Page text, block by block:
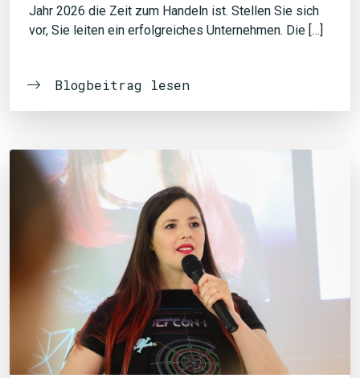
Jahr 2026 die Zeit zum Handeln ist. Stellen Sie sich
vor, Sie leiten ein erfolgreiches Unternehmen. Die […]
Blogbeitrag lesen